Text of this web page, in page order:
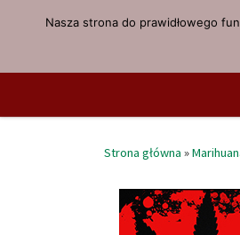
Przejdź do treści
Strona główna »
Nasza strona do prawidłowego